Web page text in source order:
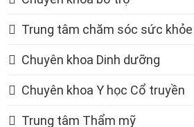
Trung tâm chăm sóc sức
Chuyên khoa Dinh dưỡng
Chuyên khoa Y học Cổ truyền
Trung tâm Thẩm mỹ